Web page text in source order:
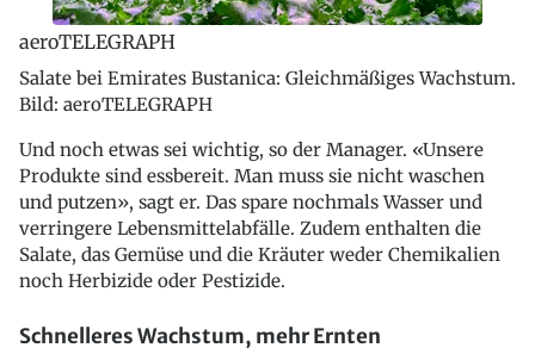
aeroTELEGRAPH
Salate bei Emirates Bustanica: Gleichmäßiges Wachstum.
Bild: aeroTELEGRAPH
Und noch etwas sei wichtig, so der Manager. «Unsere
Produkte sind essbereit. Man muss sie nicht waschen
und putzen», sagt er. Das spare nochmals Wasser und
verringere Lebensmittelabfälle. Zudem enthalten die
Salate, das Gemüse und die Kräuter weder Chemikalien
noch Herbizide oder Pestizide.
Schnelleres Wachstum, mehr Ernten